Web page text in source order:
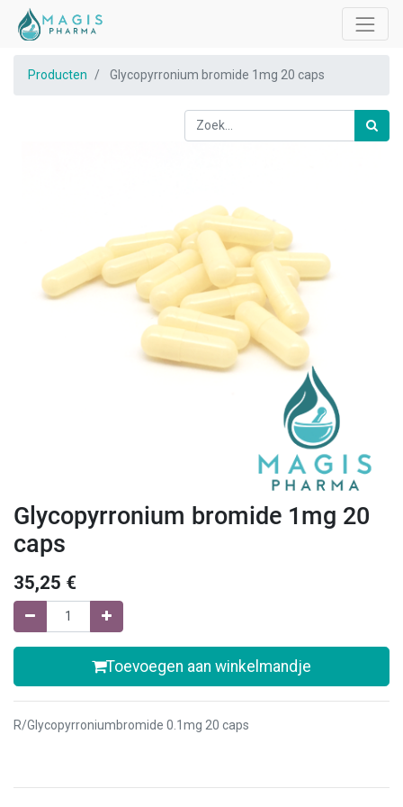
Producten Glycopyrronium bromide 1mg 20 caps
Glycopyrronium bromide 1mg 20
caps
35,25 €
Toevoegen aan winkelmandje
R/Glycopyrroniumbromide 0.1mg 20 caps